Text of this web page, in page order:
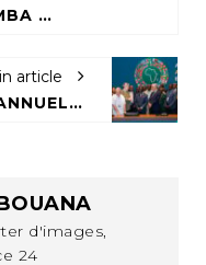
OIF : LE DR. COUMBA BÂ PORTE UNE VISION DE DIALOGUE, DE STABILITÉ ET DE RÉFORME À LA TÊTE
article
ASSEMBLÉES ANNUELLES DE LA BAD : LA SOCIÉTÉ CIVILE CONGOLAISE À LA RECHERCHE DE PARTENAIRES POUR SES PROJETS
d'images,
24